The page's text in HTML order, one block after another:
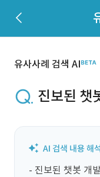
유사사례 검색 AI
진보된 챗
- 진보된 챗봇 개